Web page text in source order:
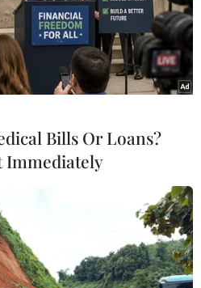
chiếc móng Rồng vươn ra biển.
Tiến/TTXVN)
Bills Or Loans?
Immediately